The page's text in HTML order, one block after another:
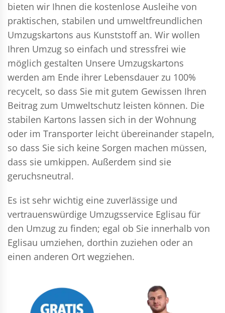
bieten wir Ihnen die kostenlose Ausleihe von
praktischen, stabilen und umweltfreundlichen
Umzugskartons aus Kunststoff an. Wir wollen
Ihren Umzug so einfach und stressfrei wie
möglich gestalten Unsere Umzugskartons
werden am Ende ihrer Lebensdauer zu 100%
recycelt, so dass Sie mit gutem Gewissen Ihren
Beitrag zum Umweltschutz leisten können. Die
stabilen Kartons lassen sich in der Wohnung
oder im Transporter leicht übereinander stapeln,
so dass Sie sich keine Sorgen machen müssen,
dass sie umkippen. Außerdem sind sie
geruchsneutral.
Es ist sehr wichtig eine zuverlässige und
vertrauenswürdige Umzugsservice Eglisau für
den Umzug zu finden; egal ob Sie innerhalb von
Eglisau umziehen, dorthin zuziehen oder an
einen anderen Ort wegziehen.